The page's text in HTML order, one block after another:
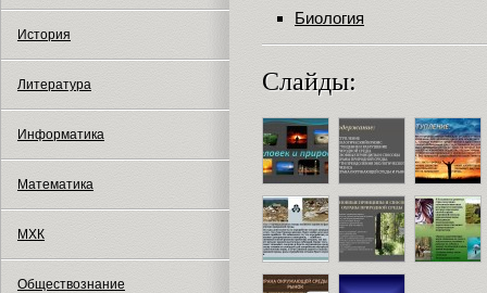
История
Литература
Информатика
Математика
МХК
Обществознание
Биология
Слайды: